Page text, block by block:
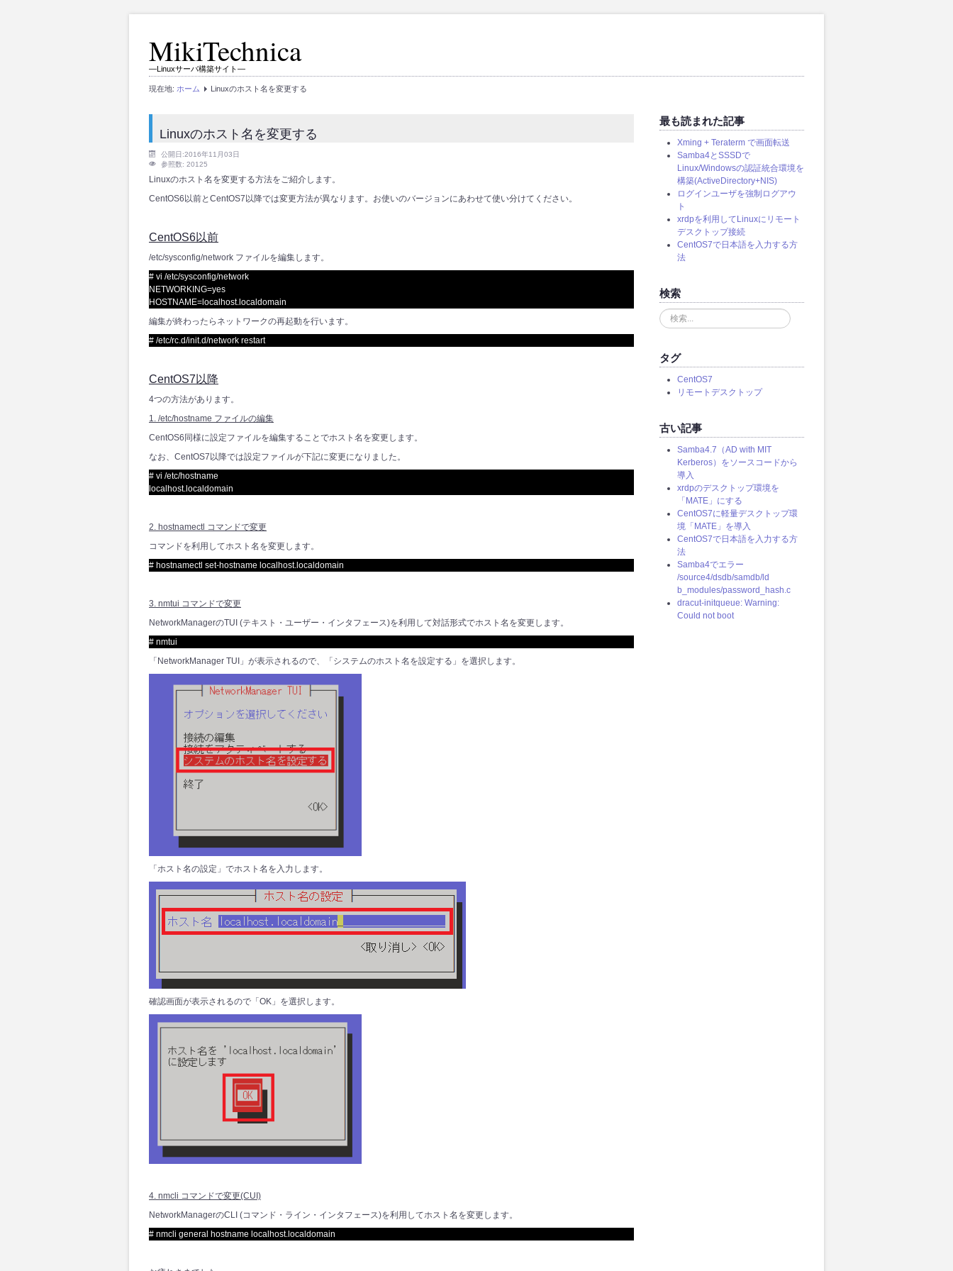
MikiTechnica
―Linuxサーバ構築サイト―
現在地: ホーム Linuxのホスト名を変更する
Linuxのホスト名を変更する
公開日:2016年11月03日
参照数: 20125
Linuxのホスト名を変更する方法をご紹介します。
CentOS6以前とCentOS7以降では変更方法が異なります。お使いのバージョンにあわせて使い分けてください。
CentOS6以前
/etc/sysconfig/network ファイルを編集します。
# vi /etc/sysconfig/network
NETWORKING=yes
HOSTNAME=localhost.localdomain
編集が終わったらネットワークの再起動を行います。
# /etc/rc.d/init.d/network restart
CentOS7以降
4つの方法があります。
1. /etc/hostname ファイルの編集
CentOS6同様に設定ファイルを編集することでホスト名を変更します。
なお、CentOS7以降では設定ファイルが下記に変更になりました。
# vi /etc/hostname
localhost.localdomain
2. hostnamectl コマンドで変更
コマンドを利用してホスト名を変更します。
# hostnamectl set-hostname localhost.localdomain
3. nmtui コマンドで変更
NetworkManagerのTUI (テキスト・ユーザー・インタフェース)を利用して対話形式でホスト名を変更します。
# nmtui
「NetworkManager TUI」が表示されるので、「システムのホスト名を設定する」を選択します。
「ホスト名の設定」でホスト名を入力します。
確認画面が表示されるので「OK」を選択します。
4. nmcli コマンドで変更(CUI)
NetworkManagerのCLI (コマンド・ライン・インタフェース)を利用してホスト名を変更します。
# nmcli general hostname localhost.localdomain
最も読まれた記事
Xming + Teraterm で画面転送
Samba4とSSSDで
Linux/Windowsの認証統合環境を
構築(ActiveDirectory+NIS)
ログインユーザを強制ログアウ
ト
xrdpを利用してLinuxにリモート
デスクトップ接続
CentOS7で日本語を入力する方
法
検索
検
索
.
タグ
CentOS7
リモートデスクトップ
古い記事
Samba4.7（AD with MIT
Kerberos）をソースコードから
導入
xrdpのデスクトップ環境を
「MATE」にする
CentOS7に軽量デスクトップ環
境「MATE」を導入
CentOS7で日本語を入力する方
法
Samba4でエラー
/source4/dsdb/samdb/ld
b_modules/password_hash.c
dracut-initqueue: Warning:
Could not boot